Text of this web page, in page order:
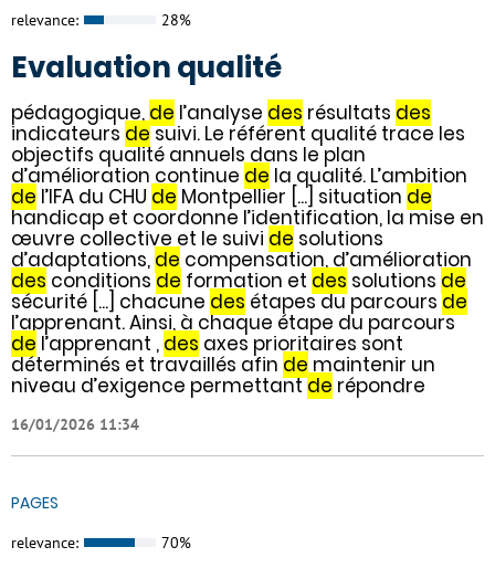
relevance: 28%
Evaluation qualité
pédagogique, de l’analyse des résultats des
indicateurs desuivi. Le référent qualité trace les
objectifs qualité annuels dans le plan
d’amélioration continue de la qualité. L’ambition
de l’IFA du CHU de Montpellier [...] situation de
handicap et coordonne l’identification, la mise en
œuvre collective et le suivi de solutions
d’adaptations, de compensation, d’amélioration
des conditionsde formation et des solutions de
sécurité [...] chacune des étapes du parcoursde
l’apprenant. Ainsi, à chaque étape du parcours
de l’apprenant , des axes prioritaires sont
déterminés et travaillés afin de maintenir un
niveau d’exigence permettantde répondre
16/01/2026 11:34
PAGES
relevance: 70%